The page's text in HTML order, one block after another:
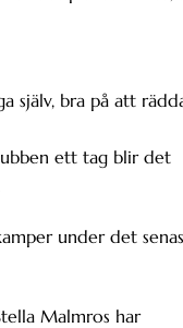
själv, bra på att
ett tag blir det
under det
Malmros har